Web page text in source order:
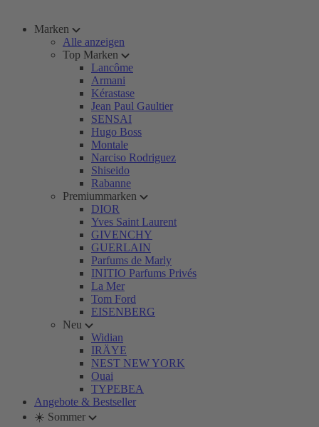
Marken
Alle anzeigen
Top Marken
Lancôme
Armani
Kérastase
Jean Paul Gaultier
SENSAI
Hugo Boss
Montale
Narciso Rodriguez
Shiseido
Rabanne
Premiummarken
DIOR
Yves Saint Laurent
GIVENCHY
GUERLAIN
Parfums de Marly
INITIO Parfums Privés
La Mer
Tom Ford
EISENBERG
Neu
Widian
IRÄYE
NEST NEW YORK
Ouai
TYPEBEA
Angebote & Bestseller
☀️ Sommer